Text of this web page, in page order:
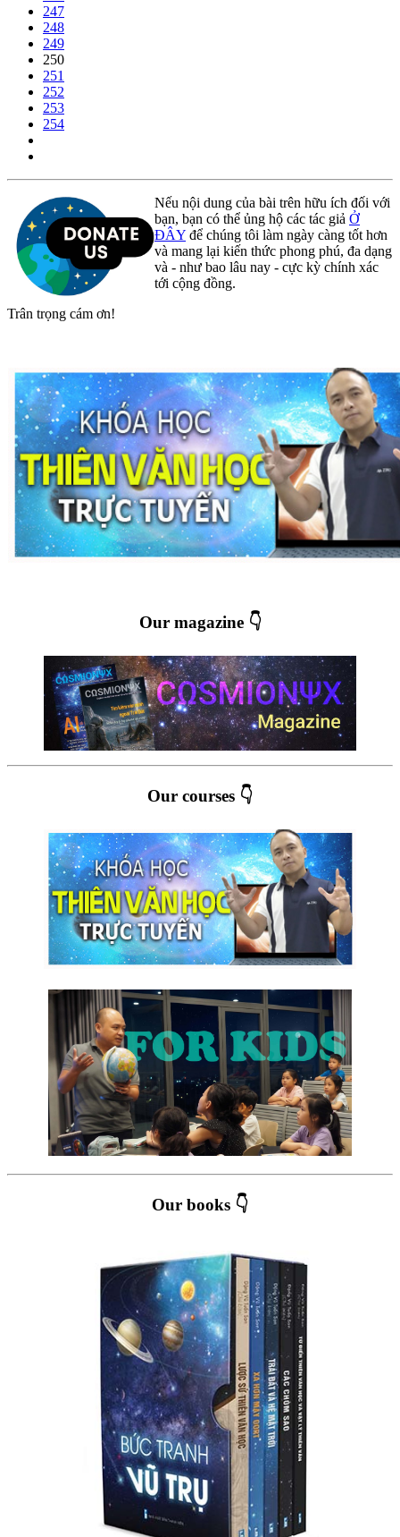
247
248
249
250
251
252
253
254
Nếu nội dung của bài trên hữu ích đối với
bạn, bạn có thể ủng hộ các tác giả Ở
ĐÂY để chúng tôi làm ngày càng tốt hơn
và mang lại kiến thức phong phú, đa dạng
và - như bao lâu nay - cực kỳ chính xác
tới cộng đồng.
Trân trọng cám ơn!
Our magazine 👇
Our courses 👇
Our books 👇